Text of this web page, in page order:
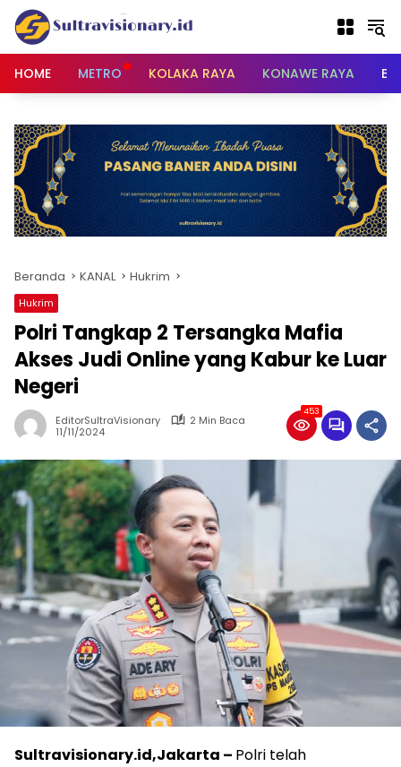
Langsung
konten
HOME
METRO KOLAKA RAYA KONAWE RAYA
Beranda KANAL Hukrim
Hukrim
Polri Tangkap 2 Tersangka Mafia
Akses Judi Online yang Kabur ke Luar
Negeri
EditorSultraVisionary
2 Min Baca
11/11/2024
453
Sultravisionary.id,Jakarta – Polri telah